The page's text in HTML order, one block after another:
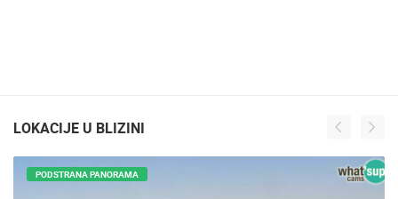
LOKACIJE U BLIZINI
PODSTRANA PANORAMA